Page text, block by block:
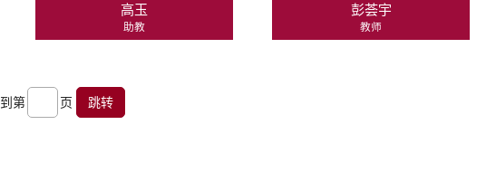
高玉
助教
彭荟宇
教师
到第 页 跳转